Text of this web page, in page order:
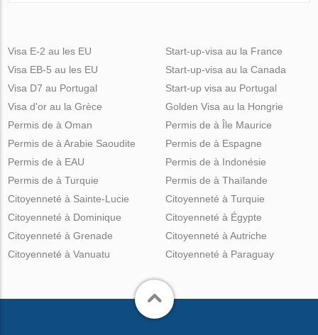
Visa E-2 au les EU
Visa EB-5 au les EU
Visa D7 au Portugal
Visa d'or au la Grèce
Start-up-visa au la France
Start-up-visa au la Canada
Start-up visa au Portugal
Golden Visa au la Hongrie
Permis de à Oman
Permis de à Arabie Saoudite
Permis de à EAU
Permis de à Turquie
Permis de à Île Maurice
Permis de à Espagne
Permis de à Indonésie
Permis de à Thaïlande
Citoyenneté à Sainte-Lucie
Citoyenneté à Dominique
Citoyenneté à Grenade
Citoyenneté à Vanuatu
Citoyenneté à Turquie
Citoyenneté à Égypte
Citoyenneté à Autriche
Citoyenneté à Paraguay